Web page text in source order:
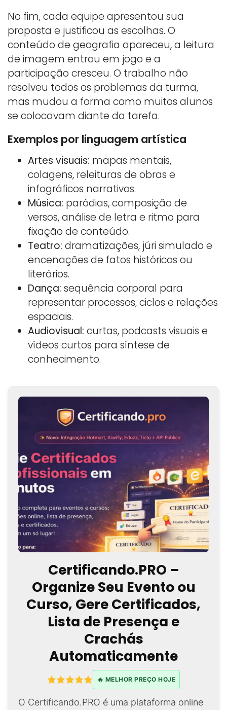
No fim, cada equipe apresentou sua
proposta e justificou as escolhas. O
conteúdo de geografia apareceu, a leitura
de imagem entrou em jogo e a
participação cresceu. O trabalho não
resolveu todos os problemas da turma,
mas mudou a forma como muitos alunos
se colocavam diante da tarefa.
Exemplos por linguagem artística
Artes visuais: mapas mentais,
colagens, releituras de obras e
infográficos narrativos.
Música: paródias, composição de
versos, análise de letra e ritmo para
fixação de conteúdo.
Teatro: dramatizações, júri simulado e
encenações de fatos históricos ou
literários.
Dança: sequência corporal para
representar processos, ciclos e relações
espaciais.
Audiovisual: curtas, podcasts visuais e
vídeos curtos para síntese de
conhecimento.
Certificando.PRO –
Organize Seu Evento ou
Curso, Gere Certificados,
Lista de Presença e
Crachás
Automaticamente
🔥 MELHOR PREÇO HOJE
O Certificando.PRO é uma plataforma online